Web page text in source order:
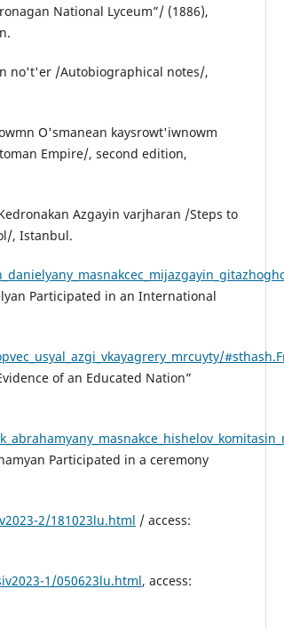
National Lyceum”/ (1886),
no't'er /Autobiographical notes/,
O'smanean kaysrowt'iwnowm
Empire/, second edition,
Azgayin varjharan /Steps to
, Istanbul.
Participated in an International
of an Educated Nation”
Participated in a ceremony
2/181023lu.html / access:
1/050623lu.html, access: